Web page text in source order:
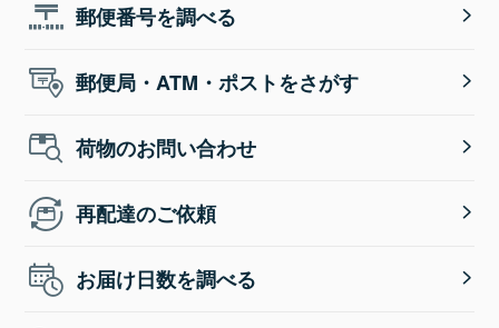
郵便番号を調べる
郵便局・ATM・ポストをさがす
荷物のお問い合わせ
再配達のご依頼
お届け日数を調べる